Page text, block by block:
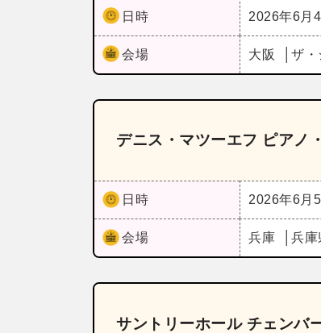
日時 2026年6月4
会場 大阪 ザ・
デニス・マツーエフ ピアノ
日時 2026年6月5
会場 兵庫 兵庫
サントリーホール チェンバ